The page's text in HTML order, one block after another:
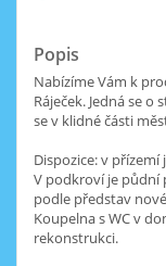
Popis
Nabízíme Vám k
Ráječek. Jedná se
se v klidné části
Dispozice: v
V podkroví je půdní
podle představ
Koupelna s WC v
rekonstrukci.